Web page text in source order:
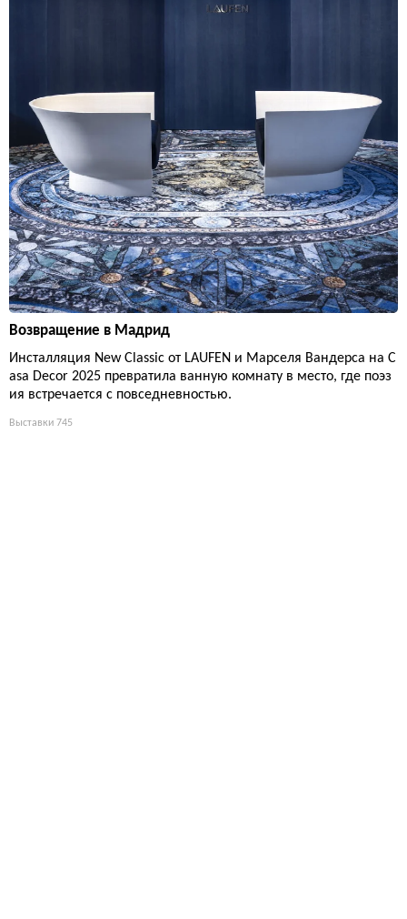
Возвращение в Мадрид
Инсталляция New Classic от LAUFEN и Марселя Вандерса на C
asa Decor 2025 превратила ванную комнату в место, где поэз
ия встречается с повседневностью.
Выставки 745